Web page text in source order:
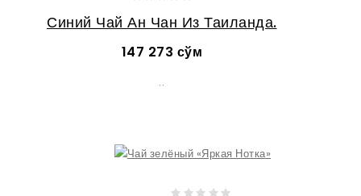
Синий Чай Ан Чан Из Таиланда.
147 273 сўм
..